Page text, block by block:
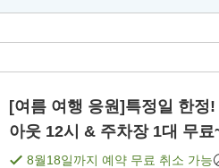
[여름 여행 응원]특정일 한정
아웃 12시 & 주차장 1대 무
8월18일까지 예약 무료 취소 가능